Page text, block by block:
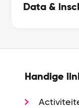
Data &
Handige